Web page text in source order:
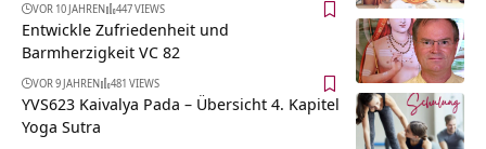
VOR 10 JAHREN 447 VIEWS
Entwickle Zufriedenheit und
Barmherzigkeit VC 82
VOR 9 JAHREN 481 VIEWS
YVS623 Kaivalya Pada – Übersicht 4. Kapitel
Yoga Sutra